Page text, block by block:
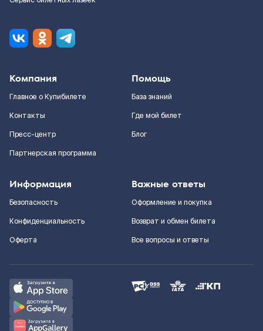
Компания
Главное о Купибилете
Контакты
Пресс-центр
Партнерская программа
Помощь
База знаний
Где мой билет
Блог
Информация
Безопасность
Конфиденциальность
Оферта
Важные ответы
Оформление и покупка
Возврат и обмен билета
Все вопросы и ответы